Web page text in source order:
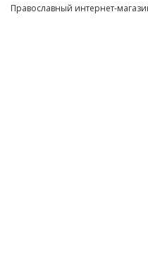
Православный интернет-